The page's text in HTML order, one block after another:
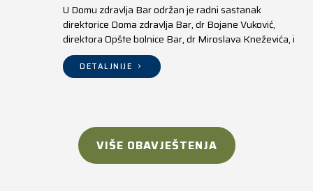
U Domu zdravlja Bar održan je radni sastanak
direktorice Doma zdravlja Bar, dr Bojane Vuković,
direktora Opšte bolnice Bar, dr Miroslava Kneževića, i
direktora Doma zdravlja Ulcinj, Kreshnika Mustafe.
DETALJNIJE
VIŠE OBAVJEŠTENJA